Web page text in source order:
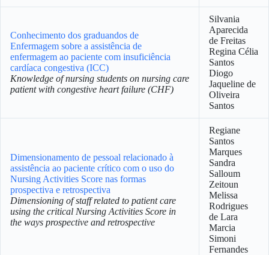
Conhecimento dos graduandos de
Enfermagem sobre a assistência de
enfermagem ao paciente com insuficiência
cardíaca congestiva (ICC)
Knowledge of nursing students on nursing care
patient with congestive heart failure (CHF)
Silvania
Aparecida
de Freitas
Regina Célia
Santos
Diogo
Jaqueline de
Oliveira
Santos
Dimensionamento de pessoal relacionado à
assistência ao paciente crítico com o uso do
Nursing Activities Score nas formas
prospectiva e retrospectiva
Dimensioning of staff related to patient care
using the critical Nursing Activities Score in
the ways prospective and retrospective
Regiane
Santos
Marques
Sandra
Salloum
Zeitoun
Melissa
Rodrigues
de Lara
Marcia
Simoni
Fernandes